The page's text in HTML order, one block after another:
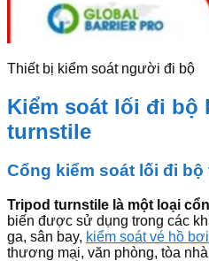
Thiết bị kiểm soát người đi bộ
Kiểm soát lối đi bộ
turnstile
Cổng kiểm soát lối đi
Tripod turnstile là một loại
biến được sử dụng trong các
ga, sân bay, kiểm soát vé hồ bơi
thương mại, văn phòng, tòa